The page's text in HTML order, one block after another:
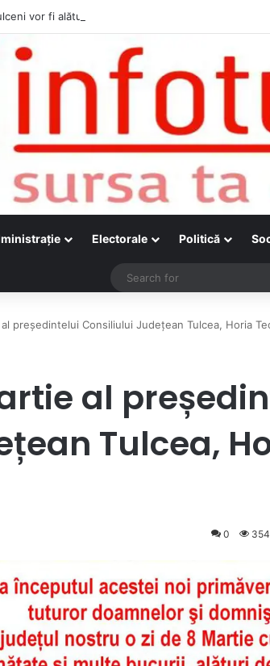
vor fi alături de cetățenii care vor lua parte la
Electorale Politică
președintelui Consiliului Județean Tulcea, Horia
al
Tulcea,
0 354